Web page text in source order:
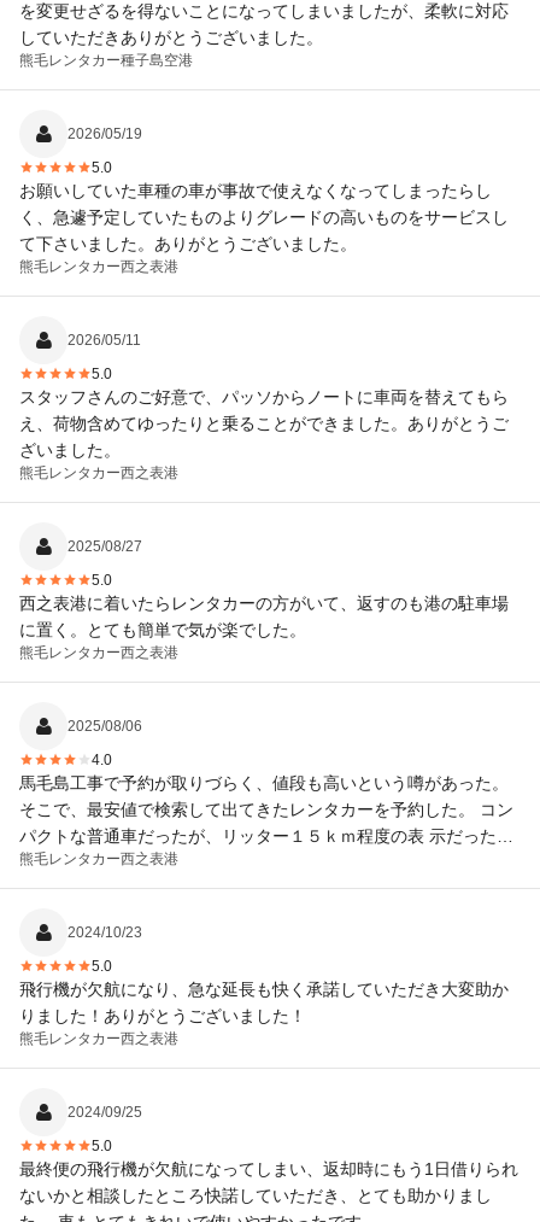
を変更せざるを得ないことになってしまいましたが、柔軟に対応
していただきありがとうございました。
熊毛レンタカー種子島空港
2026/05/19
5.0
お願いしていた車種の車が事故で使えなくなってしまったらし
く、急遽予定していたものよりグレードの高いものをサービスし
て下さいました。ありがとうございました。
熊毛レンタカー西之表港
2026/05/11
5.0
スタッフさんのご好意で、パッソからノートに車両を替えてもら
え、荷物含めてゆったりと乗ることができました。ありがとうご
ざいました。
熊毛レンタカー西之表港
2025/08/27
5.0
西之表港に着いたらレンタカーの方がいて、返すのも港の駐車場
に置く。とても簡単で気が楽でした。
熊毛レンタカー西之表港
2025/08/06
4.0
馬毛島工事で予約が取りづらく、値段も高いという噂があった。
そこで、最安値で検索して出てきたレンタカーを予約した。 コン
パクトな普通車だったが、リッター１５ｋｍ程度の表 示だった。
ガソリン代高騰もあるので、軽やエコカーが良いのかもしれな
い。 少しタバコのニオイも気になった。
熊毛レンタカー西之表港
2024/10/23
5.0
飛行機が欠航になり、急な延長も快く承諾していただき大変助か
りました！ありがとうございました！
熊毛レンタカー西之表港
2024/09/25
5.0
最終便の飛行機が欠航になってしまい、返却時にもう1日借りられ
ないかと相談したところ快諾していただき、とても助かりまし